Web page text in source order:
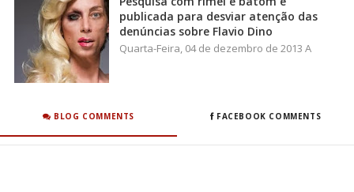
publicada para desviar atenção das
denúncias sobre Flavio Dino
Quarta-Feira, 04 de dezembro de 2013 A
BLOG COMMENTS FACEBOOK COMMENTS